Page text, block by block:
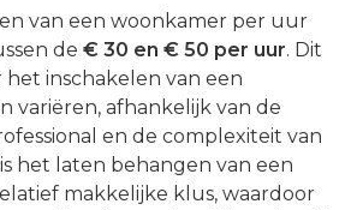
van een woonkamer per uur
de € 30 en € 50 per uur. Dit
inschakelen van een
variëren, afhankelijk van de
en de complexiteit van
het laten behangen van een
makkelijke klus, waardoor